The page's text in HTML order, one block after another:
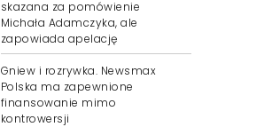
skazana za pomówienie
Michała Adamczyka, ale
zapowiada apelację
Gniew i rozrywka. Newsmax
Polska ma zapewnione
finansowanie mimo
kontrowersji